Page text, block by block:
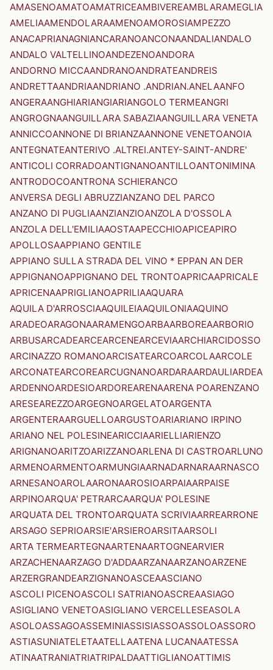
AMASENOAMATOAMATRICEAMBIVEREAMBLARAMEGLIA
AMELIAAMENDOLARAAMENOAMOROSIAMPEZZO
ANACAPRIANAGNIANCARANOANCONAANDALIANDALO
ANDALO VALTELLINOANDEZENOANDORA
ANDORNO MICCAANDRANOANDRATEANDREIS
ANDRETTAANDRIAANDRIANO .ANDRIAN.ANELAANFO
ANGERAANGHIARIANGIARIANGOLO TERMEANGRI
ANGROGNAANGUILLARA SABAZIAANGUILLARA VENETA
ANNICCOANNONE DI BRIANZAANNONE VENETOANOIA
ANTEGNATEANTERIVO .ALTREI.ANTEY-SAINT-ANDRE'
ANTICOLI CORRADOANTIGNANOANTILLOANTONIMINA
ANTRODOCOANTRONA SCHIERANCO
ANVERSA DEGLI ABRUZZIANZANO DEL PARCO
ANZANO DI PUGLIAANZIANZIOANZOLA D'OSSOLA
ANZOLA DELL'EMILIAAOSTAAPECCHIOAPICEAPIRO
APOLLOSAAPPIANO GENTILE
APPIANO SULLA STRADA DEL VINO * EPPAN AN DER
APPIGNANOAPPIGNANO DEL TRONTOAPRICAAPRICALE
APRICENAAPRIGLIANOAPRILIAAQUARA
AQUILA D'ARROSCIAAQUILEIAAQUILONIAAQUINO
ARADEOARAGONAARAMENGOARBAARBOREAARBORIO
ARBUSARCADEARCEARCENEARCEVIAARCHIARCIDOSSO
ARCINAZZO ROMANOARCISATEARCOARCOLAARCOLE
ARCONATEARCOREARCUGNANOARDARAARDAULIARDEA
ARDENNOARDESIOARDOREARENAARENA POARENZANO
ARESEAREZZOARGEGNOARGELATOARGENTA
ARGENTERAARGUELLOARGUSTOARIARIANO IRPINO
ARIANO NEL POLESINEARICCIAARIELLIARIENZO
ARIGNANOARITZOARIZZANOARLENA DI CASTROARLUNO
ARMENOARMENTOARMUNGIAARNADARNARAARNASCO
ARNESANOAROLAARONAAROSIOARPAIAARPAISE
ARPINOARQUA' PETRARCAARQUA' POLESINE
ARQUATA DEL TRONTOARQUATA SCRIVIAARREARRONE
ARSAGO SEPRIOARSIE'ARSIEROARSITAARSOLI
ARTA TERMEARTEGNAARTENAARTOGNEARVIER
ARZACHENAARZAGO D'ADDAARZANAARZANOARZENE
ARZERGRANDEARZIGNANOASCEAASCIANO
ASCOLI PICENOASCOLI SATRIANOASCREAASIAGO
ASIGLIANO VENETOASIGLIANO VERCELLESEASOLA
ASOLOASSAGOASSEMINIASSISIASSOASSOLOASSORO
ASTIASUNIATELETAATELLAATENA LUCANAATESSA
ATINAATRANIATRIATRIPALDAATTIGLIANOATTIMIS